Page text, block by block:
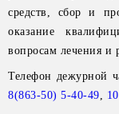
средств, сбор и
оказание
вопросам лечения и
Телефон дежурной
8(863-50) 5-40-49,